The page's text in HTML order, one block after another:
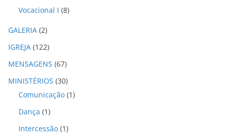
Vocacional I (8)
GALERIA (2)
IGREJA (122)
MENSAGENS (67)
MINISTÉRIOS (30)
Comunicação (1)
Dança (1)
Intercessão (1)